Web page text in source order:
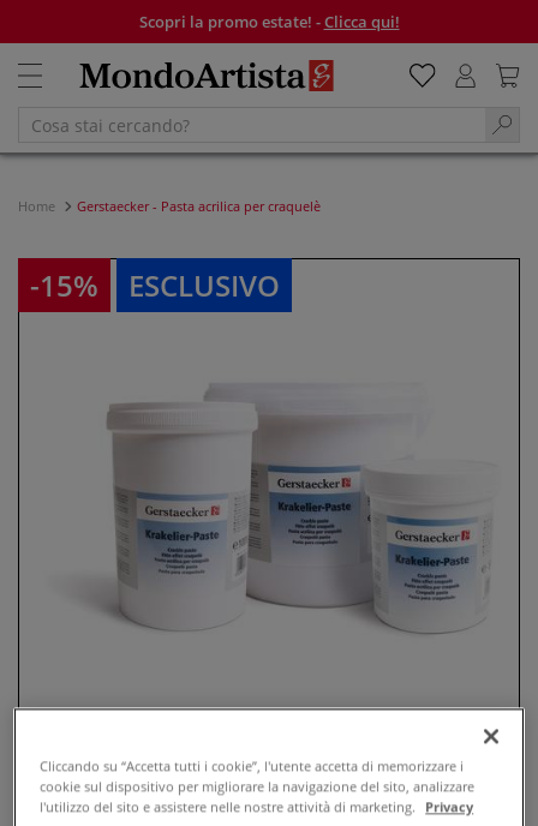
Scopri la promo estate! -Clicca qui!
Home Gerstaecker - Pasta acrilica per craquelè
-15% ESCLUSIVO
Cliccando su “Accetta tutti i cookie”, l'utente accetta di memorizzare i
cookie sul dispositivo per migliorare la navigazione del sito, analizzare
l'utilizzo del sito e assistere nelle nostre attività di marketing.
Privacy